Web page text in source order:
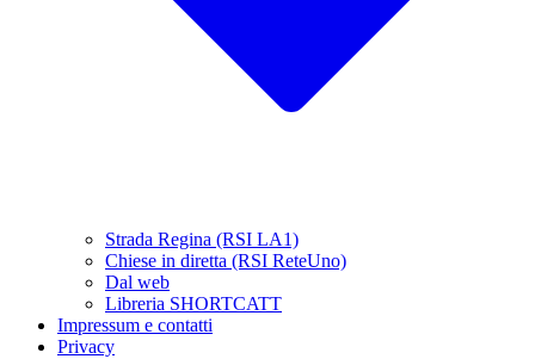
Strada Regina (RSI LA1)
Chiese in diretta (RSI ReteUno)
Dal web
Libreria SHORTCATT
Impressum e contatti
Privacy